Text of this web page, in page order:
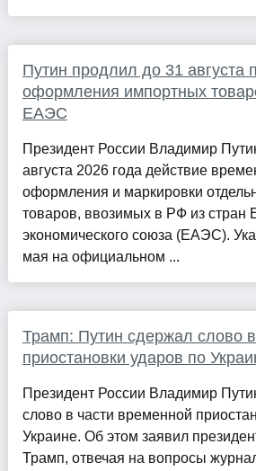
Путин продлил до 31 августа
оформления импортных
ЕАЭС
Президент России Владимир
августа 2026 года действие
оформления и маркировки
товаров, ввозимых в РФ из стран
экономического союза (ЕАЭС).
мая на официальном ...
Трамп: Путин сдержал слово в
приостановки ударов по
Президент России Владимир
слово в части временной
Украине. Об этом заявил
Трамп, отвечая на вопросы